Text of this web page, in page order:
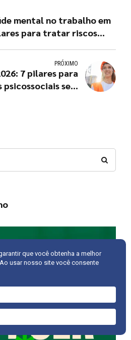
mental no trabalho em
para tratar riscos
PRÓXIMO
7 pilares para
sem
que você obtenha a melhor
usar nosso site você consente
Precisa de ajuda?
Converve agora